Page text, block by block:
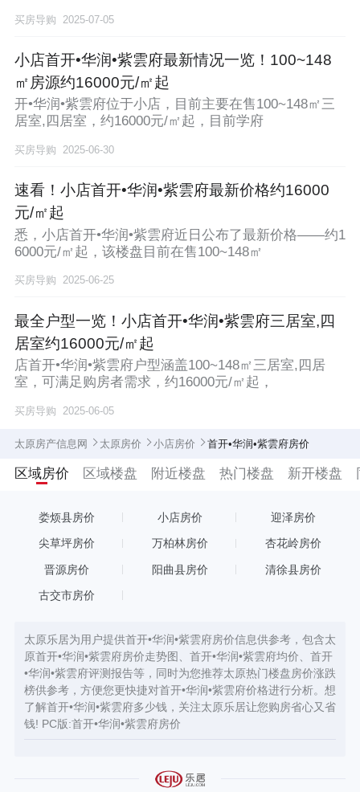
买房导购 2025-07-05
小店首开•华润•紫雲府最新情况一览！100~148
㎡房源约16000元/㎡起
开•华润•紫雲府位于小店，目前主要在售100~148㎡三
居室,四居室，约16000元/㎡起，目前学府
买房导购 2025-06-30
速看！小店首开•华润•紫雲府最新价格约16000
元/㎡起
悉，小店首开•华润•紫雲府近日公布了最新价格——约1
6000元/㎡起，该楼盘目前在售100~148㎡
买房导购 2025-06-25
最全户型一览！小店首开•华润•紫雲府三居室,四
居室约16000元/㎡起
店首开•华润•紫雲府户型涵盖100~148㎡三居室,四居
室，可满足购房者需求，约16000元/㎡起，
买房导购 2025-06-05
太原房产信息网 太原房价 小店房价 首开•华润•紫雲府房价
区域房价 区域楼盘 附近楼盘 热门楼盘 新开楼盘
娄烦县房价 小店房价 迎泽房价
尖草坪房价 万柏林房价 杏花岭房价
晋源房价 阳曲县房价 清徐县房价
古交市房价
太原乐居为用户提供首开•华润•紫雲府房价信息供参考，包含太
原首开•华润•紫雲府房价走势图、首开•华润•紫雲府均价、首开
•华润•紫雲府评测报告等，同时为您推荐太原热门楼盘房价涨跌
榜供参考，方便您更快捷对首开•华润•紫雲府价格进行分析。想
了解首开•华润•紫雲府多少钱，关注太原乐居让您购房省心又省
钱! PC版:首开•华润•紫雲府房价